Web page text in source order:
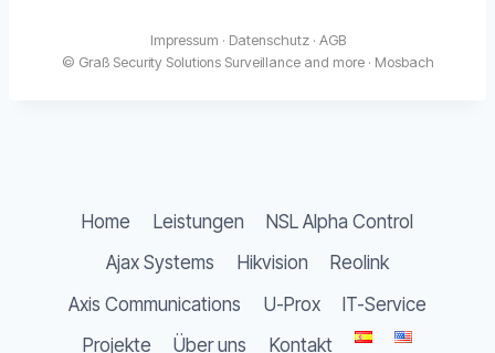
Impressum · Datenschutz· AGB
© Graß Security Solutions Surveillance and more · Mosbach
Home Leistungen
NSL Alpha Control
Ajax Systems
Hikvision
Reolink
Axis Communications
U-Prox
IT-Service
Projekte
Über uns Kontakt